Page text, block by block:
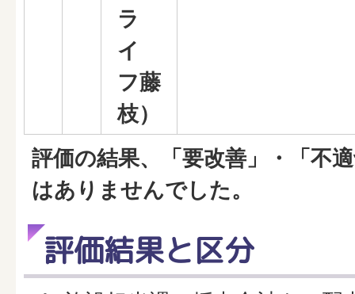
ラ
イ
フ藤
枝）
評価の結果、「要改善」・「不
はありませんでした。
評価結果と区分